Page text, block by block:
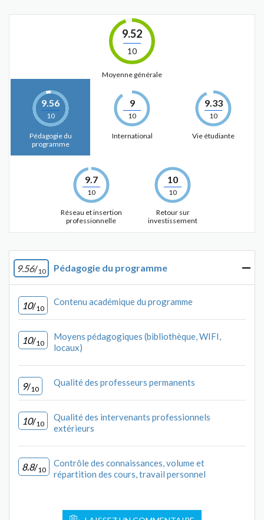
9.52
10
Moyenne générale
9.56
10
Pédagogie du
programme
9
10
International
9.33
10
Vie étudiante
9.7
10
Réseau et insertion
professionnelle
10
10
Retour sur
investissement
9.56/10 Pédagogie du programme
10/10
Contenu académique du programme
10/10
Moyens pédagogiques (bibliothèque, WIFI,
locaux)
9/10
Qualité des professeurs permanents
10/10
Qualité des intervenants professionnels
extérieurs
8.8/10
Contrôle des connaissances, volume et
répartition des cours, travail personnel